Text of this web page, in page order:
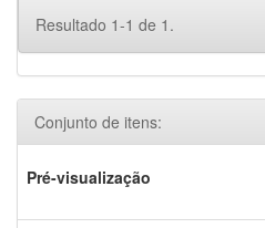
Resultado 1-1 de 1.
Conjunto de itens:
Pré-visualização